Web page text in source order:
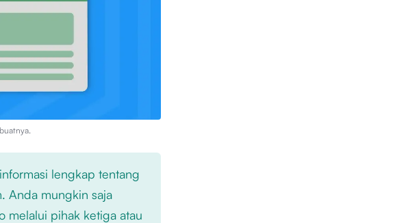
.
lengkap tentang
Anda mungkin saja
melalui pihak ketiga atau